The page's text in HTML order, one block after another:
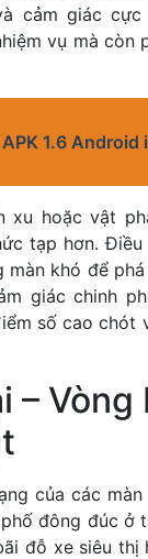
cảm giác
vụ mà còn
1.6 Android
xu hoặc vật
tạp hơn.
khó để
giác chinh
số cao chót
– Vòng
của các
đông đúc ở
đỗ xe siêu thị